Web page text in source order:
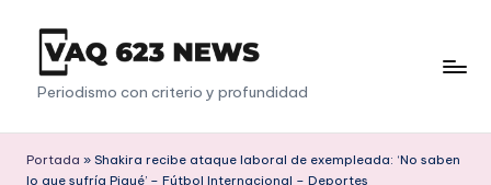
Saltar
contenido
V
a
q
Periodismo con criterio y profundidad
Portada » Shakira recibe ataque laboral de exempleada: ‘No saben
lo que sufría Piqué’ – Fútbol Internacional – Deportes